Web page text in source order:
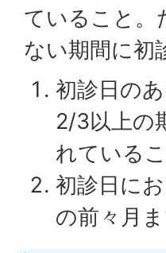
ていること。
ない期間に初
初診日の
2/3以上の
れているこ
初診日に
の前々月